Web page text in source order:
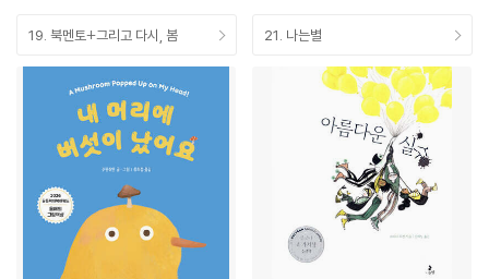
19. 북멘토+그리고 다시, 봄 21. 나는별